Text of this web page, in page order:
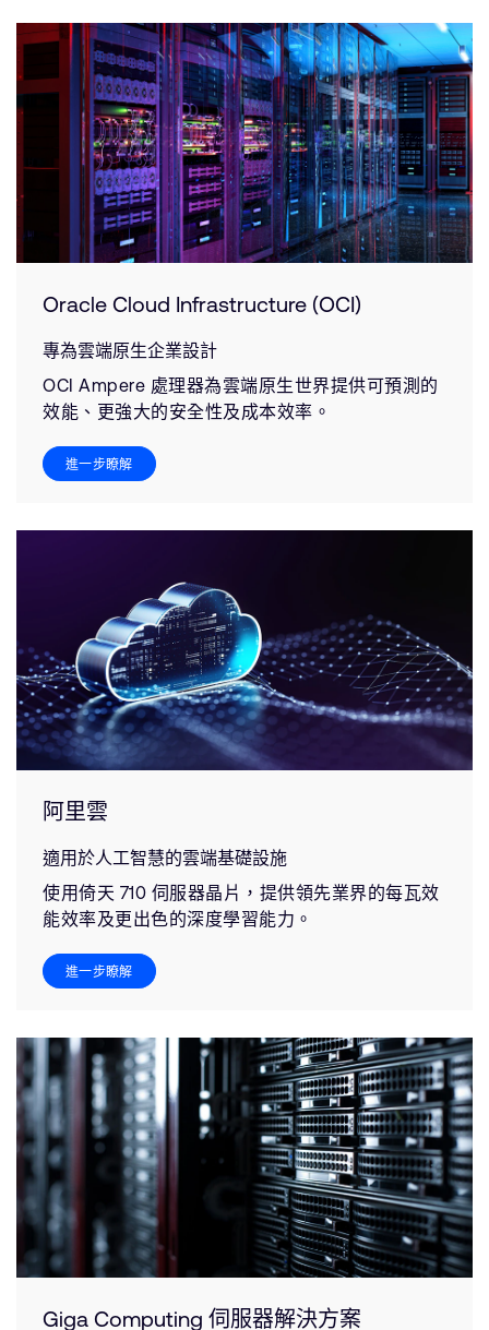
Oracle Cloud Infrastructure (OCI)
專為雲端原生企業設計
OCI Ampere 處理器為雲端原生世界提供可預測的
效能、更強大的安全性及成本效率。
進一步瞭解
阿里雲
適用於人工智慧的雲端基礎設施
使用倚天 710 伺服器晶片，提供領先業界的每瓦效
能效率及更出色的深度學習能力。
進一步瞭解
Giga Computing 伺服器解決方案